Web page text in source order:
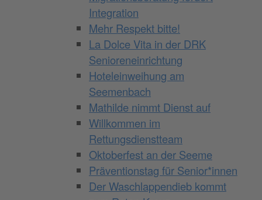
Integration
Mehr Respekt bitte!
La Dolce Vita in der DRK
Senioreneinrichtung
Hoteleinweihung am
Seemenbach
Mathilde nimmt Dienst auf
Willkommen im
Rettungsdienstteam
Oktoberfest an der Seeme
Präventionstag für Senior*innen
Der Waschlappendieb kommt